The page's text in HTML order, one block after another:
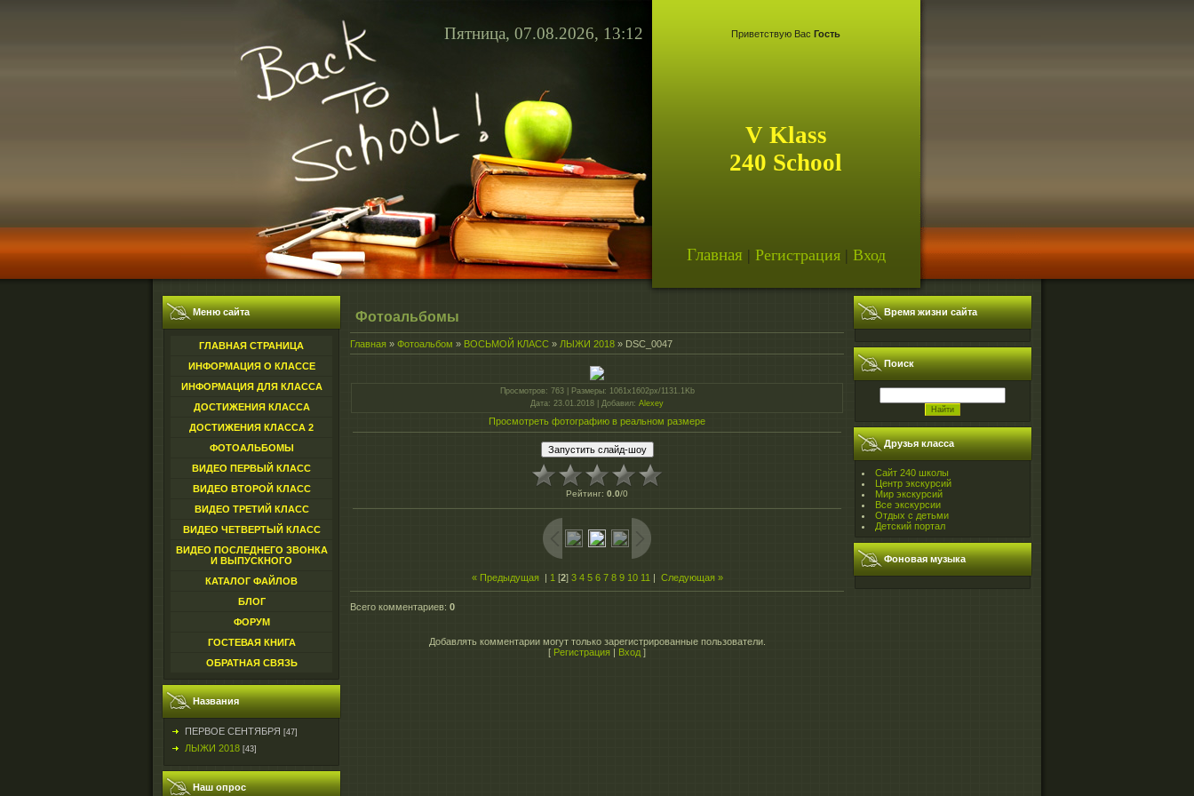
Пятница, 07.08.2026, 13:12 Приветствую Вас Гость
V Klass
240 School
Главная | Регистрация| Вход
Меню сайта
ГЛАВНАЯ СТРАНИЦА
ИНФОРМАЦИЯ О КЛАССЕ
ИНФОРМАЦИЯ ДЛЯ КЛАССА
ДОСТИЖЕНИЯ КЛАССА
ДОСТИЖЕНИЯ КЛАССА 2
ФОТОАЛЬБОМЫ
ВИДЕО ПЕРВЫЙ КЛАСС
ВИДЕО ВТОРОЙ КЛАСС
ВИДЕО ТРЕТИЙ КЛАСС
ВИДЕО ЧЕТВЕРТЫЙ КЛАСС
ВИДЕО ПОСЛЕДНЕГО ЗВОНКА
И ВЫПУСКНОГО
КАТАЛОГ ФАЙЛОВ
БЛОГ
ФОРУМ
ГОСТЕВАЯ КНИГА
ОБРАТНАЯ СВЯЗЬ
Названия
ПЕРВОЕ СЕНТЯБРЯ [47]
ЛЫЖИ 2018 [43]
Наш опрос
Фотоальбомы
Главная » Фотоальбом » ВОСЬМОЙ КЛАСС » ЛЫЖИ 2018 » DSC_0047
Просмотров: 763 | Размеры: 1061x1602px/1131.1Kb
Дата: 23.01.2018 | Добавил: Alexey
Просмотреть фотографию в реальном размере
Рейтинг: 0.0/0
« Предыдущая| 1 [2] 3 4 5 6 7 8 9 10 11 Следующая »
Всего комментариев: 0
Добавлять комментарии могут только зарегистрированные пользователи.
[ Регистрация | Вход ]
Время жизни сайта
Поиск
Друзья класса
Сайт 240 школы
Центр экскурсий
Мир экскурсий
Все экскурсии
Отдых с детьми
Детский портал
Фоновая музыка